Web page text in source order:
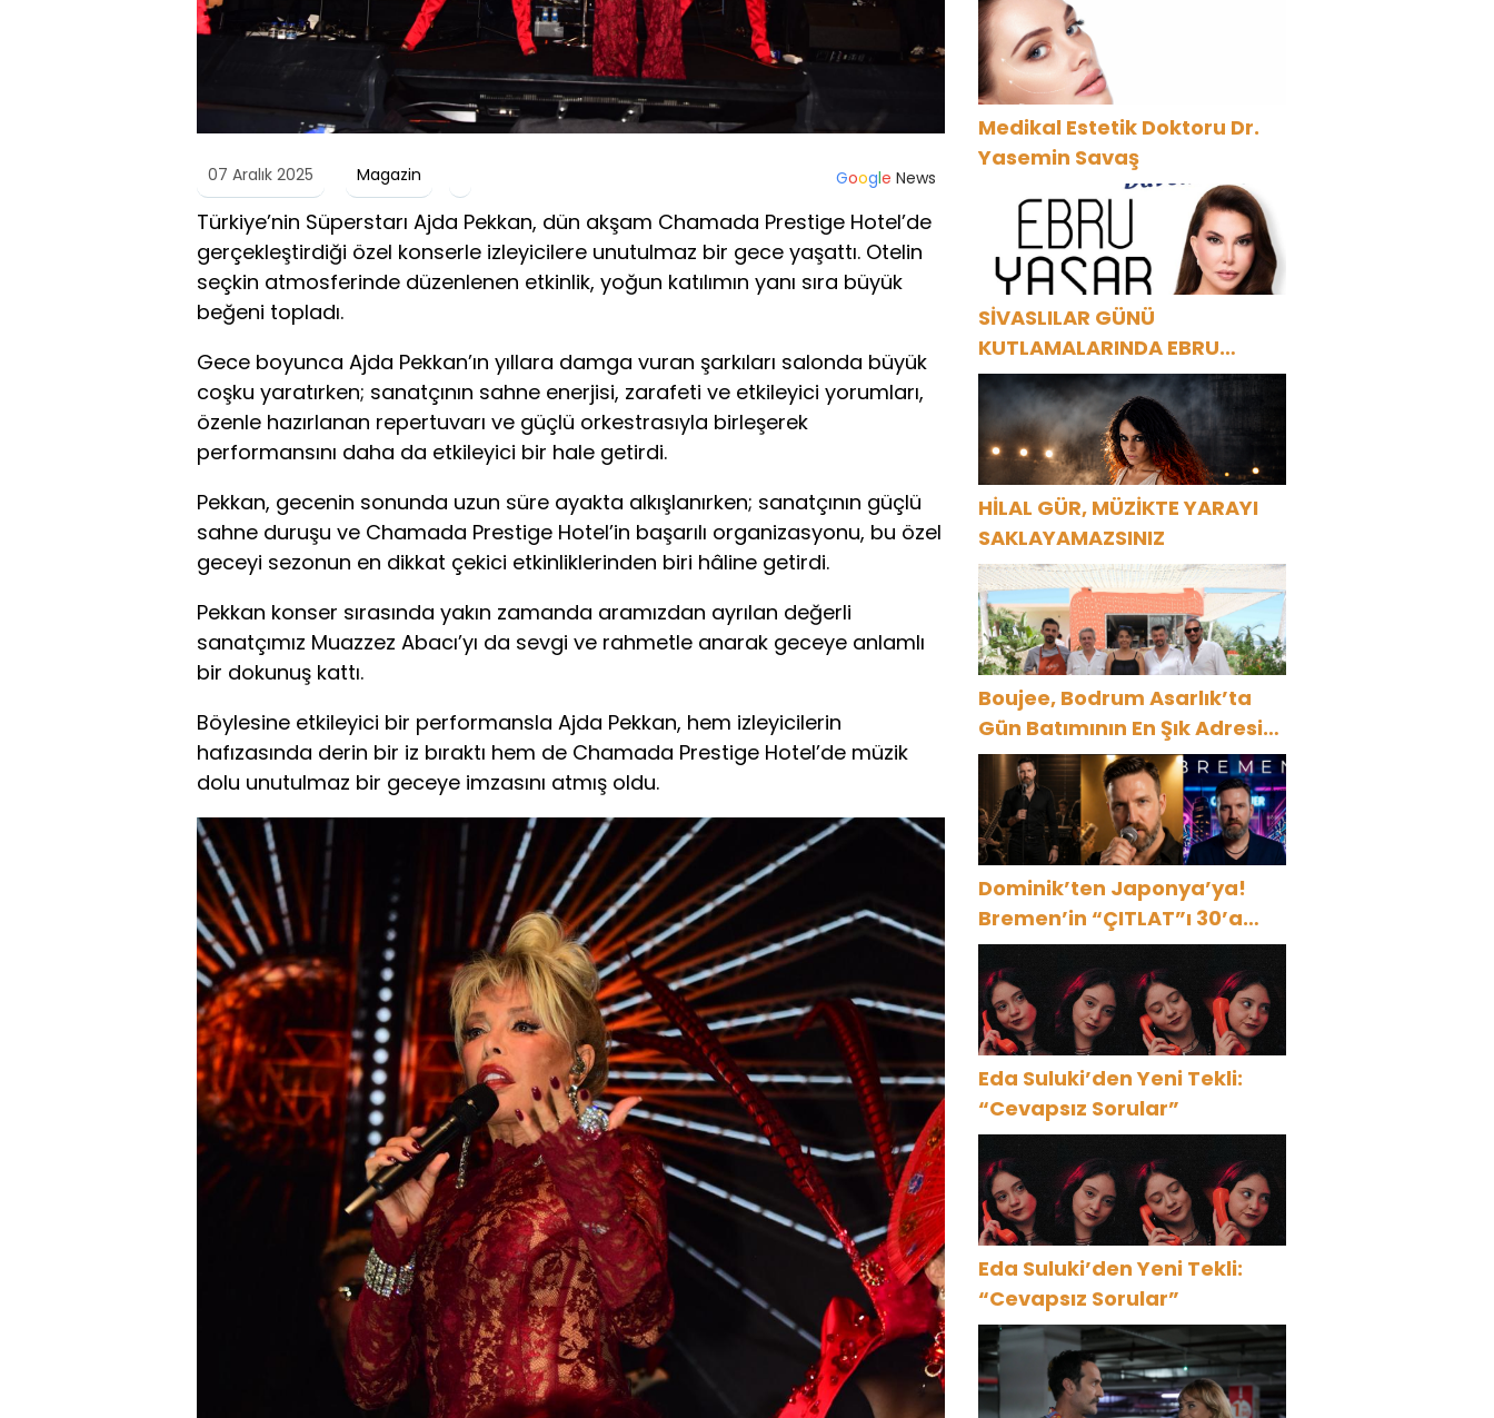
07 Aralık 2025 Magazin Google News
Türkiye’nin Süperstarı Ajda Pekkan, dün akşam Chamada Prestige Hotel’de
gerçekleştirdiği özel konserle izleyicilere unutulmaz bir gece yaşattı. Otelin
seçkin atmosferinde düzenlenen etkinlik, yoğun katılımın yanı sıra büyük
beğeni topladı.
Gece boyunca Ajda Pekkan’ın yıllara damga vuran şarkıları salonda büyük
coşku yaratırken; sanatçının sahne enerjisi, zarafeti ve etkileyici yorumları,
özenle hazırlanan repertuvarı ve güçlü orkestrasıyla birleşerek
performansını daha da etkileyici bir hale getirdi.
Pekkan, gecenin sonunda uzun süre ayakta alkışlanırken; sanatçının güçlü
sahne duruşu ve Chamada Prestige Hotel’in başarılı organizasyonu, bu özel
geceyi sezonun en dikkat çekici etkinliklerinden biri hâline getirdi.
Pekkan konser sırasında yakın zamanda aramızdan ayrılan değerli
sanatçımız Muazzez Abacı’yı da sevgi ve rahmetle anarak geceye anlamlı
bir dokunuş kattı.
Böylesine etkileyici bir performansla Ajda Pekkan, hem izleyicilerin
hafızasında derin bir iz bıraktı hem de Chamada Prestige Hotel’de müzik
dolu unutulmaz bir geceye imzasını atmış oldu.
Medikal Estetik Doktoru Dr.
Yasemin Savaş
SİVASLILAR GÜNÜ
KUTLAMALARINDA EBRU
YAŞAR RÜZGARI ESECEK!
HİLAL GÜR, MÜZİKTE YARAYI
SAKLAYAMAZSINIZ
Boujee, Bodrum Asarlık’ta
Gün Batımının En Şık Adresi
Oldu
Dominik’ten Japonya’ya!
Bremen’in “ÇITLAT”ı 30’a
yakın ülkede!
Eda Suluki’den Yeni Tekli:
“Cevapsız Sorular”
Eda Suluki’den Yeni Tekli:
“Cevapsız Sorular”